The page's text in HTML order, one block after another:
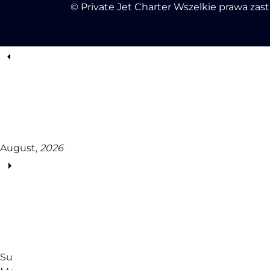
© Private Jet Charter Wszelkie prawa
August, 2026
Su